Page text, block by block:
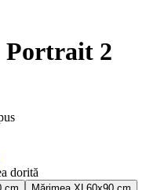
Portrait 2
dorită